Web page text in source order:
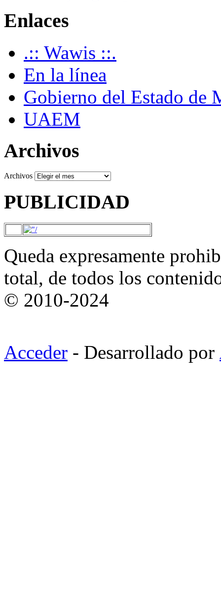
Enlaces
.:: Wawis ::.
En la línea
Gobierno del Estado de
UAEM
Archivos
Archivos
PUBLICIDAD
Queda expresamente
total, de todos los
© 2010-2024
Acceder - Desarrollado por